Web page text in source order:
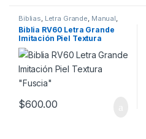
Biblias, Letra Grande, Manual,
Mujeres, XV Años
Biblia RV60 Letra Grande
Imitación Piel Textura
“Fuscia”
$600.00